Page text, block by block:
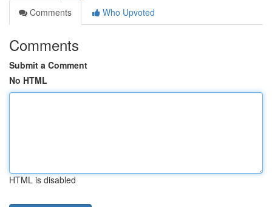
Comments
Who Upvoted
Comments
Submit a Comment
No HTML
HTML is disabled